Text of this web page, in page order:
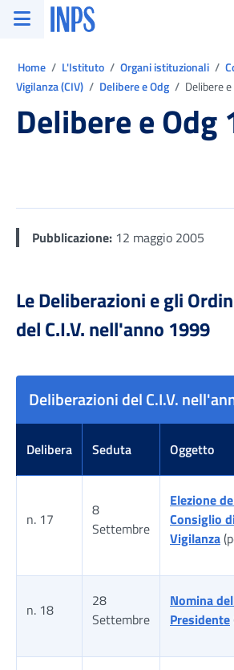
Vai al menu principale
Vai al contenuto principale
Vai al pie' di pagina
INPS ()
Home L'Istituto Organi istituzionali
Vigilanza (CIV)
Delibere e Odg Delibere
Delibere e Odg
Pubblicazione: 12 maggio 2005
Le Deliberazioni e gli
del C.I.V. nell'anno 1999
Deliberazioni del C.I.V.
Delibera Seduta Oggetto
n. 17
8
Settembre
Elezione
Consiglio
Vigilanza
n. 18
28
Settembre
Nomina
Presidente